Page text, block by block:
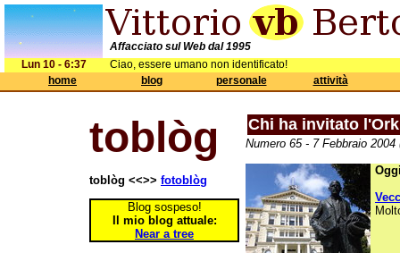
Affacciato sul Web dal 1995
Lun 10 - 6:37
Ciao, essere umano non identificato!
home
blog personale attività
toblòg
toblòg <<>> fotoblòg
Blog sospeso!
Il mio blog attuale:
Near a tree
Chi ha invitato
Numero 65 - 7 Febbraio